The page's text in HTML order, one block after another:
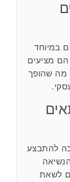
במיוחד
מציעים
מה שהופך
להתבצע
לשאת